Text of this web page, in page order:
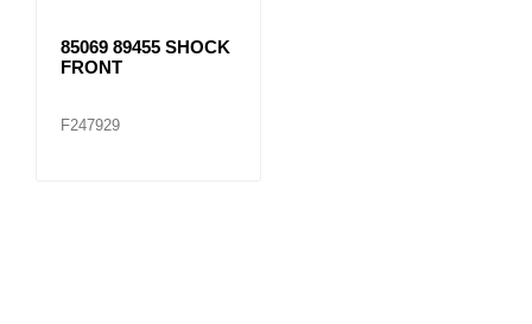
85069 89455 SHOCK
FRONT
F247929